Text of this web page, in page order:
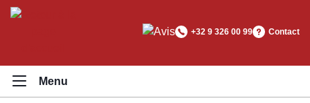
principal
+32 9 326 00 99 Contact